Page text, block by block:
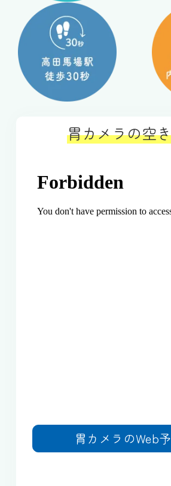
胃カメラの空
胃カメラのWeb